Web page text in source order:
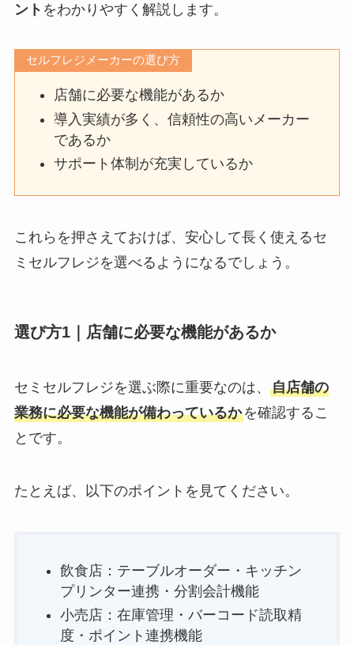
ント をわかりやすく解説します。
セルフレジメーカーの選び方
店舗に必要な機能があるか
導入実績が多く、信頼性の高いメーカー
であるか
サポート体制が充実しているか
これらを押さえておけば、安心して長く使えるセ
ミセルフレジを選べるようになるでしょう。
選び方1｜店舗に必要な機能があるか
セミセルフレジを選ぶ際に重要なのは、 自店舗の
業務に必要な機能が備わっているかを確認するこ
とです。
たとえば、以下のポイントを見てください。
飲食店：テーブルオーダー・キッチン
プリンター連携・分割会計機能
小売店：在庫管理・バーコード読取精
度・ポイント連携機能